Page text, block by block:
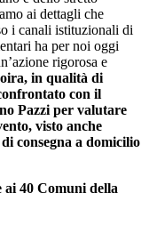
ai dettagli che
i canali istituzionali di
ha per noi oggi
rigorosa e
in qualità di
con il
Pazzi per valutare
visto anche
consegna a domicilio
ai 40 Comuni della